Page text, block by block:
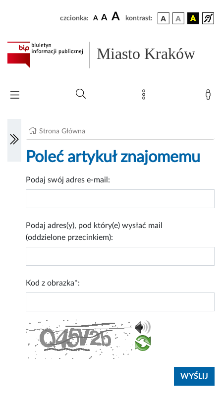
czcionka: A A A kontrast:
Miasto Kraków
Strona Główna
Poleć artykuł znajomemu
Podaj swój adres e-mail:
Podaj adres(y), pod który(e) wysłać mail
(oddzielone przecinkiem):
Kod z obrazka*: